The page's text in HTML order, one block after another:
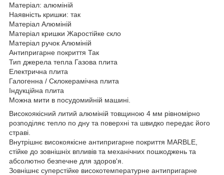
Матеріал: алюміній
Наявність кришки: так
Матеріал Алюміній
Матеріал кришки Жаростійке скло
Матеріал ручок Алюміній
Антипригарне покриття Так
Тип джерела тепла Газова плита
Електрична плита
Галогенна / Склокерамічна плита
Індукційна плита
Можна мити в посудомийній машині.
Високоякісний литий алюміній товщиною 4 мм рівномірно
розподіляє тепло по дну та поверхні та швидко передає його
страві.
Внутрішнє високоякісне антипригарне покриття MARBLE,
стійке до зовнішніх впливів та механічних пошкоджень та
абсолютно безпечне для здоров'я.
Зовнішнє суперстійке високотемпературне антипригарне